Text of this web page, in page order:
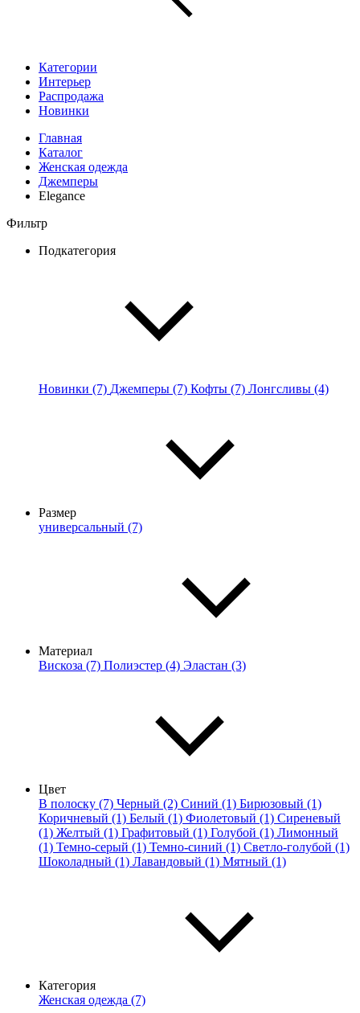
Категории
Интерьер
Распродажа
Новинки
Главная
Каталог
Женская одежда
Джемперы
Elegance
Фильтр
Подкатегория
Новинки (7) Джемперы (7) Кофты (7) Лонгсливы (4)
Размер
универсальный (7)
Материал
Вискоза (7) Полиэстер (4) Эластан (3)
Цвет
В полоску (7) Черный (2) Синий (1) Бирюзовый (1)
Коричневый (1) Белый (1) Фиолетовый (1) Сиреневый
(1) Желтый (1) Графитовый (1) Голубой (1) Лимонный
(1) Темно-серый (1) Темно-синий (1) Светло-голубой (1)
Шоколадный (1) Лавандовый (1) Мятный (1)
Категория
Женская одежда (7)